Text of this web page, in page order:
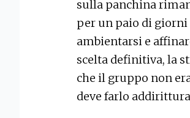
sulla panchina
per un paio di giorni
ambientarsi e
scelta definitiva, la
che il gruppo non
deve farlo